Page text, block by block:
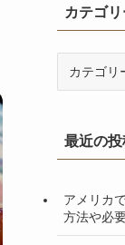
カテゴ
ー最近の投
アメリカ
方法や必